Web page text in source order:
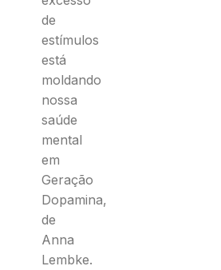
de
estímulos
está
moldando
nossa
saúde
mental
em
Geração
Dopamina,
de
Anna
Lembke.